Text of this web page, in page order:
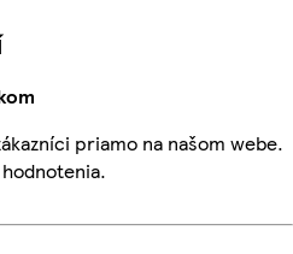
priamo na našom webe.